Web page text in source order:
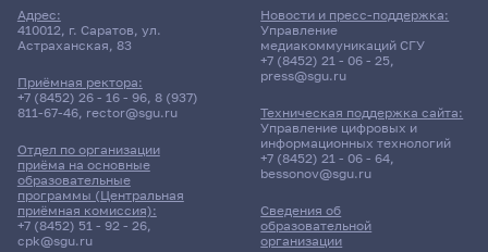
Адрес:
410012, г. Саратов, ул.
Астраханская, 83
Приёмная ректора:
+7 (8452) 26 - 16 - 96, 8 (937)
811-67-46, rector@sgu.ru
Отдел по организации
приёма на основные
образовательные
программы (Центральная
приёмная комиссия):
+7 (8452) 51 - 92 - 26,
cpk@sgu.ru
Сведения об
образовательной
организации
Новости и пресс-поддержка:
Управление
медиакоммуникаций СГУ
+7 (8452) 21 - 06 - 25,
press@sgu.ru
Техническая поддержка сайта:
Управление цифровых и
информационных технологий
+7 (8452) 21 - 06 - 64,
bessonov@sgu.ru